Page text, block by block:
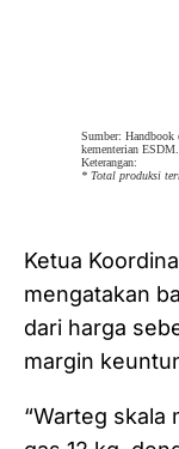
Ketua
mengatakan
dari harga
margin
“Warteg skala